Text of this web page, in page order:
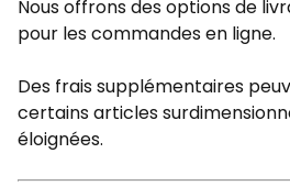
Nous offrons des options de
pour les commandes en ligne.
Des frais supplémentaires
certains articles
éloignées.